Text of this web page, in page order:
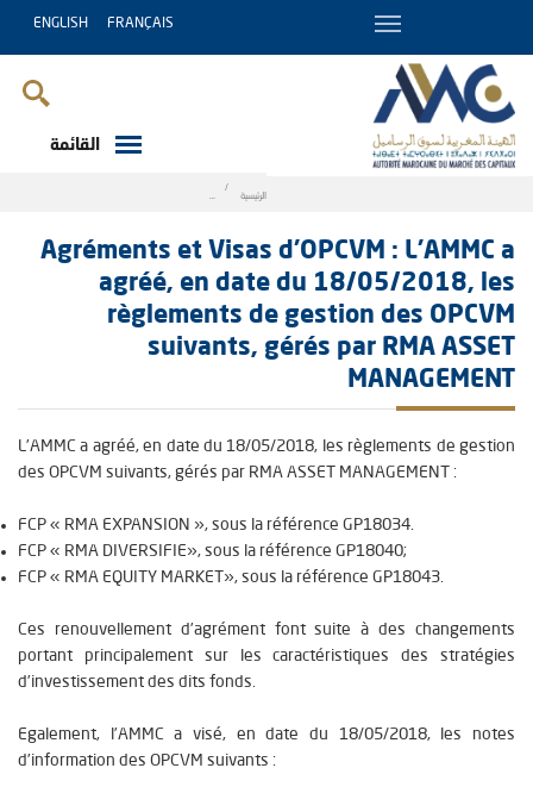
FRANÇAIS
ENGLISH
القائمة
الرئيسية suivants, gérés par RMA ASSET MANAGEMENT
Agréments et Visas d'OPCVM : L’AMMC a
agréé, en date du 18/05/2018, les
règlements de gestion des OPCVM
suivants, gérés par RMA ASSET
MANAGEMENT
L’AMMC a agréé, en date du 18/05/2018, les règlements de gestion
des OPCVM suivants, gérés par RMA ASSET MANAGEMENT :
FCP « RMA EXPANSION », sous la référence GP18034.
FCP « RMA DIVERSIFIE», sous la référence GP18040;
FCP « RMA EQUITY MARKET », sous la référence GP18043.
Ces renouvellement d’agrément font suite à des changements
portant principalement sur les caractéristiques des stratégies
d’investissement des dits fonds.
Egalement, l’AMMC a visé, en date du 18/05/2018, les notes
d’information des OPCVM suivants :